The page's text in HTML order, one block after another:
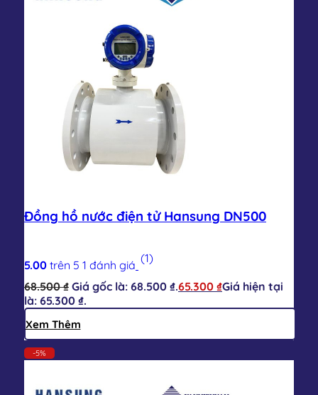
Đồng hồ nước điện tử Hansung DN500
5.00 trên 5 1 đánh giá (1)
68.500₫ Giá gốc là: 68.500 ₫.65.300 ₫Giá hiện tại
là: 65.300 ₫.
Xem Thêm
-5%